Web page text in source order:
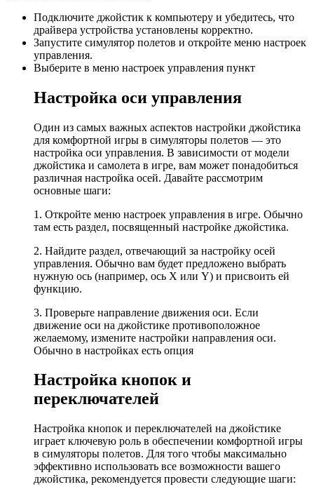
Подключите джойстик к компьютеру и убедитесь, что
драйвера устройства установлены корректно.
Запустите симулятор полетов и откройте меню настроек
управления.
Выберите в меню настроек управления пункт
Настройка оси управления
Один из самых важных аспектов настройки джойстика
для комфортной игры в симуляторы полетов — это
настройка оси управления. В зависимости от модели
джойстика и самолета в игре, вам может понадобиться
различная настройка осей. Давайте рассмотрим
основные шаги:
1. Откройте меню настроек управления в игре. Обычно
там есть раздел, посвященный настройке джойстика.
2. Найдите раздел, отвечающий за настройку осей
управления. Обычно вам будет предложено выбрать
нужную ось (например, ось X или Y) и присвоить ей
функцию.
3. Проверьте направление движения оси. Если
движение оси на джойстике противоположное
желаемому, измените настройки направления оси.
Обычно в настройках есть опция
Настройка кнопок и
переключателей
Настройка кнопок и переключателей на джойстике
играет ключевую роль в обеспечении комфортной игры
в симуляторы полетов. Для того чтобы максимально
эффективно использовать все возможности вашего
джойстика, рекомендуется провести следующие шаги: